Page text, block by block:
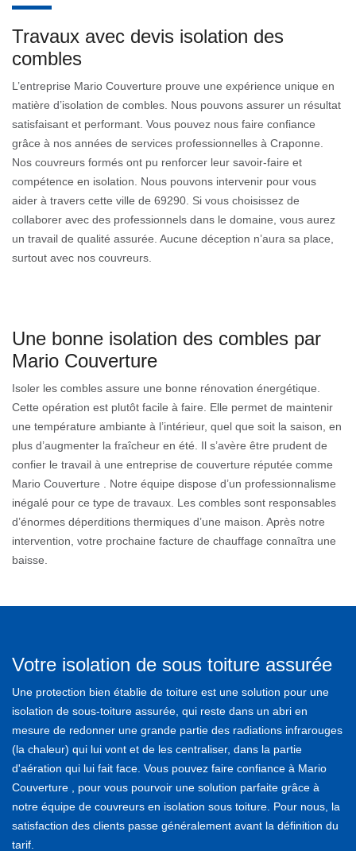
Travaux avec devis isolation des
combles
L’entreprise Mario Couverture prouve une expérience unique en
matière d’isolation de combles. Nous pouvons assurer un résultat
satisfaisant et performant. Vous pouvez nous faire confiance
grâce à nos années de services professionnelles à Craponne.
Nos couvreurs formés ont pu renforcer leur savoir-faire et
compétence en isolation. Nous pouvons intervenir pour vous
aider à travers cette ville de 69290. Si vous choisissez de
collaborer avec des professionnels dans le domaine, vous aurez
un travail de qualité assurée. Aucune déception n’aura sa place,
surtout avec nos couvreurs.
Une bonne isolation des combles par
Mario Couverture
Isoler les combles assure une bonne rénovation énergétique.
Cette opération est plutôt facile à faire. Elle permet de maintenir
une température ambiante à l’intérieur, quel que soit la saison, en
plus d’augmenter la fraîcheur en été. Il s’avère être prudent de
confier le travail à une entreprise de couverture réputée comme
Mario Couverture . Notre équipe dispose d’un professionnalisme
inégalé pour ce type de travaux. Les combles sont responsables
d’énormes déperditions thermiques d’une maison. Après notre
intervention, votre prochaine facture de chauffage connaîtra une
baisse.
Votre isolation de sous toiture assurée
Une protection bien établie de toiture est une solution pour une
isolation de sous-toiture assurée, qui reste dans un abri en
mesure de redonner une grande partie des radiations infrarouges
(la chaleur) qui lui vont et de les centraliser, dans la partie
d'aération qui lui fait face. Vous pouvez faire confiance à Mario
Couverture , pour vous pourvoir une solution parfaite grâce à
notre équipe de couvreurs en isolation sous toiture. Pour nous, la
satisfaction des clients passe généralement avant la définition du
tarif.